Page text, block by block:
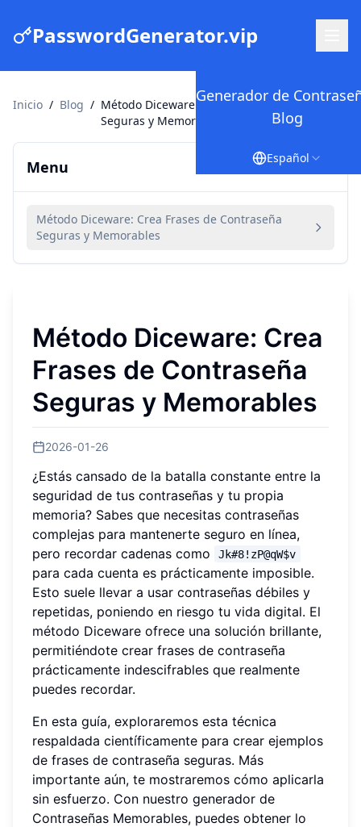
PasswordGenerator.vip
Generador de
Blog
Español
Inicio / Blog / Método Diceware: Crea Frases de Contraseña
Seguras y Memorables
Menu
Método Diceware: Crea Frases de Contraseña
Seguras y Memorables
Método Diceware: Crea
Frases de Contraseña
Seguras y Memorables
2026-01-26
¿Estás cansado de la batalla constante entre la
seguridad de tus contraseñas y tu propia
memoria? Sabes que necesitas contraseñas
complejas para mantenerte seguro en línea,
pero recordar cadenas como
Jk#8!zP@qW$v
para cada cuenta es prácticamente imposible.
Esto suele llevar a usar contraseñas débiles y
repetidas, poniendo en riesgo tu vida digital. El
método Diceware ofrece una solución brillante,
permitiéndote crear frases de contraseña
prácticamente indescifrables que realmente
puedes recordar.
En esta guía, exploraremos esta técnica
respaldada científicamente para crear ejemplos
de frases de contraseña seguras. Más
importante aún, te mostraremos cómo aplicarla
sin esfuerzo. Con nuestro generador de
Contraseñas Memorables, puedes obtener lo